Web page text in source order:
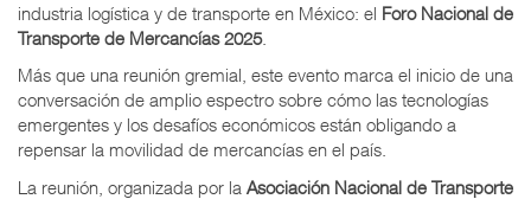
industria logística y de transporte en México: el Foro Nacional de
Transporte de Mercancías 2025.
Más que una reunión gremial, este evento marca el inicio de una
conversación de amplio espectro sobre cómo las tecnologías
emergentes y los desafíos económicos están obligando a
repensar la movilidad de mercancías en el país.
La reunión, organizada por la Asociación Nacional de Transporte